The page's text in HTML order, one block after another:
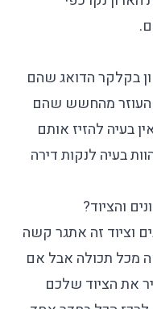
בקלקר הדואג שהם
העוזר מהחשש שהם
בעיה להזיז אותם
בעיה לנקות דירה
והציוד?
וציוד זה אתגר קשה
מכל תכולה אבל אם
את הציוד שלכם